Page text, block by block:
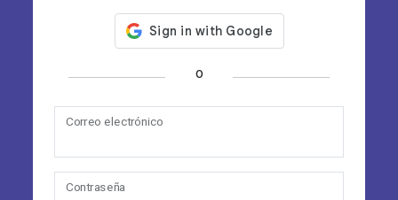
o
Correo electrónico
Contraseña